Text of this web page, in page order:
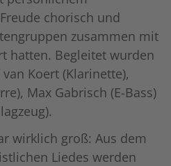
chorisch und
zusammen mit
hatten. Begleitet wurden
Koert (Klarinette),
Max Gabrisch (E-Bass)
wirklich groß: Aus dem
Liedes werden